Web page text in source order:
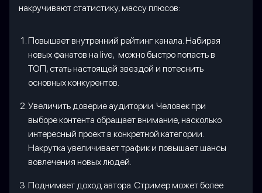
накручивают статистику, массу плюсов:
Повышает внутренний рейтинг канала. Набирая
новых фанатов на live, можно быстро попасть в
ТОП, стать настоящей звездой и потеснить
основных конкурентов.
Увеличить доверие аудитории. Человек при
выборе контента обращает внимание, насколько
интересный проект в конкретной категории.
Накрутка увеличивает трафик и повышает шансы
вовлечения новых людей.
Поднимает доход автора. Стример может более